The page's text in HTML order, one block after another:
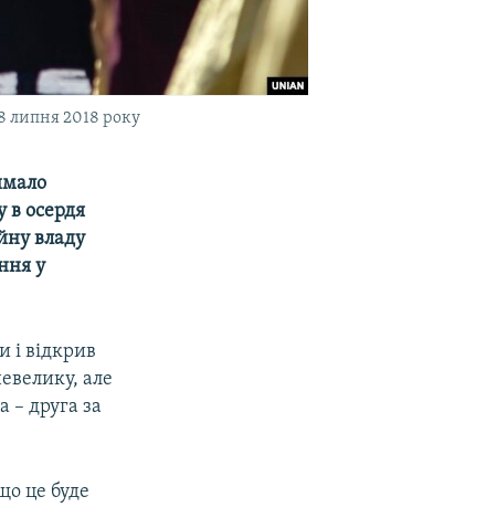
липня 2018 року
в осердя
владу
у
і відкрив
але
– друга за
це буде